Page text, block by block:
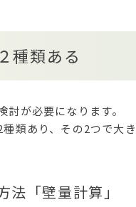
種類ある
が必要になります。
類あり、その2つで大
「壁量計算」